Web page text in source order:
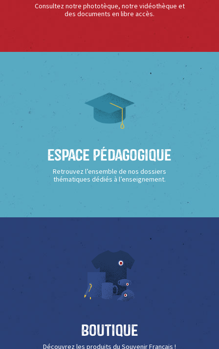
Consultez notre phototèque, notre vidéothèque et
des documents en libre accès.
Espace Pédagogique
Retrouvez l’ensemble de nos dossiers
thématiques dédiés à l’enseignement.
Boutique
Découvrez les produits du Souvenir Français !